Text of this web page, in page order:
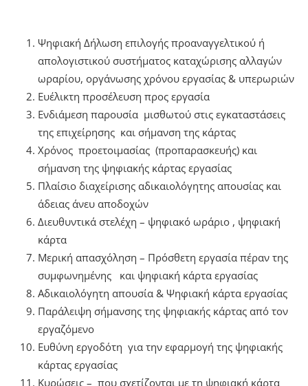
Ψηφιακή Δήλωση επιλογής προαναγγελτικού ή
απολογιστικού συστήματος καταχώρισης αλλαγών
ωραρίου, οργάνωσης χρόνου εργασίας & υπερωριών
Ευέλικτη προσέλευση προς εργασία
Ενδιάμεση παρουσία μισθωτού στις εγκαταστάσεις
της επιχείρησης και σήμανση της κάρτας
Χρόνος προετοιμασίας (προπαρασκευής) και
σήμανση της ψηφιακής κάρτας εργασίας
Πλαίσιο διαχείρισης αδικαιολόγητης απουσίας και
άδειας άνευ αποδοχών
Διευθυντικά στελέχη – ψηφιακό ωράριο , ψηφιακή
κάρτα
Μερική απασχόληση – Πρόσθετη εργασία πέραν της
συμφωνημένης και ψηφιακή κάρτα εργασίας
Αδικαιολόγητη απουσία & Ψηφιακή κάρτα εργασίας
Παράλειψη σήμανσης της ψηφιακής κάρτας από τον
εργαζόμενο
Ευθύνη εργοδότη για την εφαρμογή της ψηφιακής
κάρτας εργασίας
Κυρώσεις – που σχετίζονται με τη ψηφιακή κάρτα